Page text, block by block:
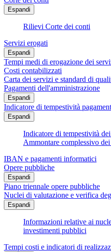
Espandi
Rilievi Corte dei conti
Servizi erogati
Espandi
Tempi medi di erogazione dei
Costi contabilizzati
Carta dei servizi e standard di
Pagamenti dell'amministrazione
Espandi
Indicatore di tempestività
Espandi
Indicatore di tempestività
Ammontare complessivo
IBAN e pagamenti informatici
Opere pubbliche
Espandi
Piano triennale opere pubbliche
Nuclei di valutazione e verifica
Espandi
Informazioni relative ai
investimenti pubblici
Tempi costi e indicatori di